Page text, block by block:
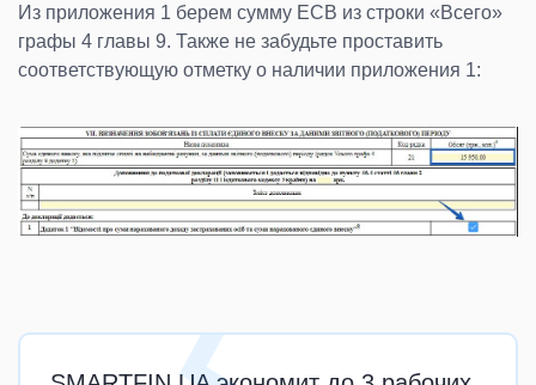
Из приложения 1 берем сумму ЕСВ из строки «Всего»
графы 4 главы 9. Также не забудьте проставить
соответствующую отметку о наличии приложения 1: